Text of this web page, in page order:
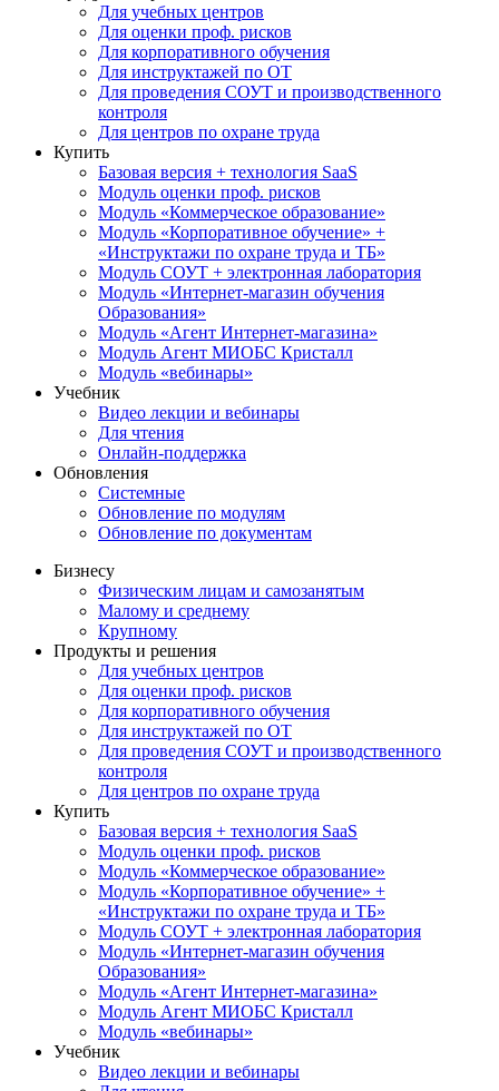
Для учебных центров
Для оценки проф. рисков
Для корпоративного обучения
Для инструктажей по ОТ
Для проведения СОУТ и производственного
контроля
Для центров по охране труда
Купить
Базовая версия + технология SaaS
Модуль оценки проф. рисков
Модуль «Коммерческое образование»
Модуль «Корпоративное обучение» +
«Инструктажи по охране труда и ТБ»
Модуль СОУТ + электронная лаборатория
Модуль «Интернет-магазин обучения
Образования»
Модуль «Агент Интернет-магазина»
Модуль Агент МИОБС Кристалл
Модуль «вебинары»
Учебник
Видео лекции и вебинары
Для чтения
Онлайн-поддержка
Обновления
Системные
Обновление по модулям
Обновление по документам
Бизнесу
Физическим лицам и самозанятым
Малому и среднему
Крупному
Продукты и решения
Для учебных центров
Для оценки проф. рисков
Для корпоративного обучения
Для инструктажей по ОТ
Для проведения СОУТ и производственного
контроля
Для центров по охране труда
Купить
Базовая версия + технология SaaS
Модуль оценки проф. рисков
Модуль «Коммерческое образование»
Модуль «Корпоративное обучение» +
«Инструктажи по охране труда и ТБ»
Модуль СОУТ + электронная лаборатория
Модуль «Интернет-магазин обучения
Образования»
Модуль «Агент Интернет-магазина»
Модуль Агент МИОБС Кристалл
Модуль «вебинары»
Учебник
Видео лекции и вебинары